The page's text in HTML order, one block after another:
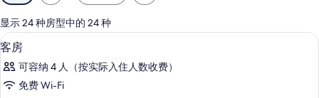
用
的
客
房
筛
选
显示 24 种房型中的 24 种
显
示
客
高档床上用品、记忆海绵床垫、迷你
5
客房
可容纳 4 人（按实际入住人数收费）
免费 Wi-Fi